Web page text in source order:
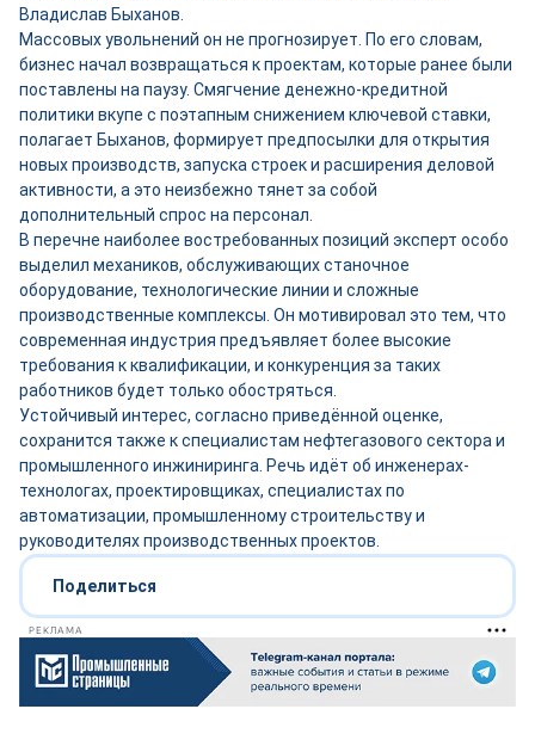
Владислав Быханов.
Массовых увольнений он не прогнозирует. По его словам,
бизнес начал возвращаться к проектам, которые ранее были
поставлены на паузу. Смягчение денежно-кредитной
политики вкупе с поэтапным снижением ключевой ставки,
полагает Быханов, формирует предпосылки для открытия
новых производств, запуска строек и расширения деловой
активности, а это неизбежно тянет за собой
дополнительный спрос на персонал.
В перечне наиболее востребованных позиций эксперт особо
выделил механиков, обслуживающих станочное
оборудование, технологические линии и сложные
производственные комплексы. Он мотивировал это тем, что
современная индустрия предъявляет более высокие
требования к квалификации, и конкуренция за таких
работников будет только обостряться.
Устойчивый интерес, согласно приведённой оценке,
сохранится также к специалистам нефтегазового сектора и
промышленного инжиниринга. Речь идёт об инженерах-
технологах, проектировщиках, специалистах по
автоматизации, промышленному строительству и
руководителях производственных проектов.
Поделиться
РЕКЛАМА